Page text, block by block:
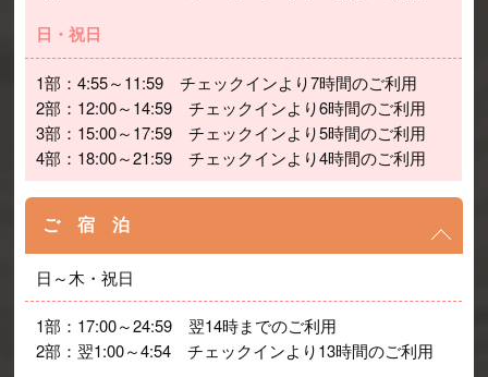
日・祝日
1部：4:55～11:59　チェックインより7時間のご利用
2部：12:00～14:59　チェックインより6時間のご利用
3部：15:00～17:59　チェックインより5時間のご利用
4部：18:00～21:59　チェックインより4時間のご利用
ご 宿 泊
日～木・祝日
1部：17:00～24:59　翌14時までのご利用
2部：翌1:00～4:54　チェックインより13時間のご利用